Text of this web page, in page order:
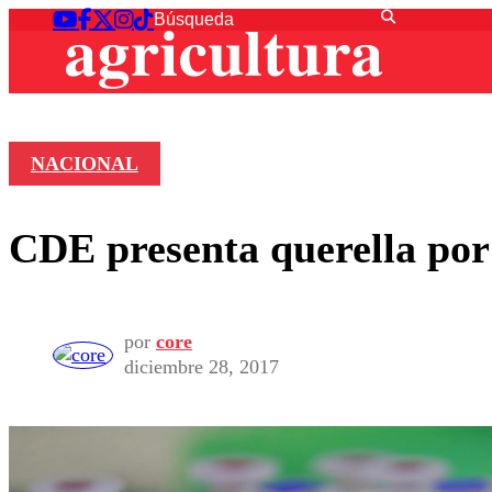
NACIONAL
CDE presenta querella
por core
diciembre 28, 2017